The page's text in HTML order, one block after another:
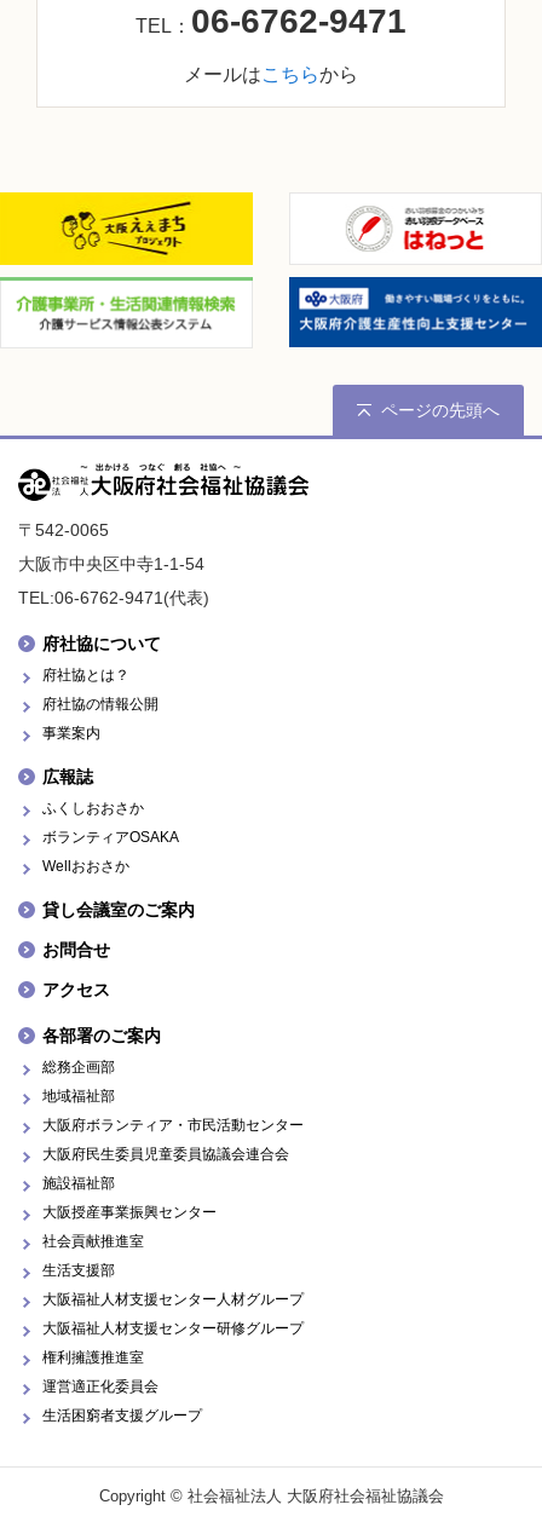
TEL： 06-6762-9471
メールはこちらから
ページの先頭へ
〒542-0065
大阪市中央区中寺1-1-54
TEL:06-6762-9471(代表)
府社協について
府社協とは？
府社協の情報公開
事業案内
広報誌
ふくしおおさか
ボランティアOSAKA
Wellおおさか
貸し会議室のご案内
お問合せ
アクセス
各部署のご案内
総務企画部
地域福祉部
大阪府ボランティア・市民活動センター
大阪府民生委員児童委員協議会連合会
施設福祉部
大阪授産事業振興センター
社会貢献推進室
生活支援部
大阪福祉人材支援センター人材グループ
大阪福祉人材支援センター研修グループ
権利擁護推進室
運営適正化委員会
生活困窮者支援グループ
Copyright © 社会福祉法人 大阪府社会福祉協議会